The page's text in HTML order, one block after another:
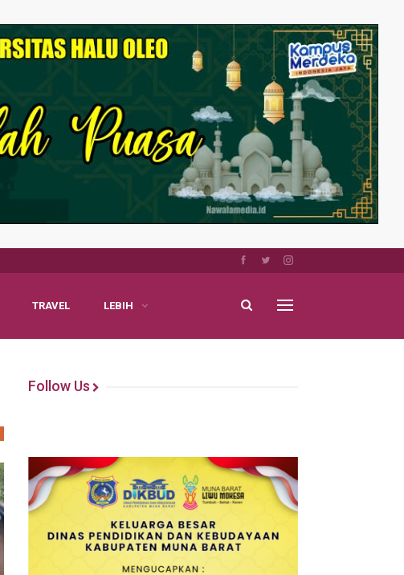
TRAVEL LEBIH
Follow Us